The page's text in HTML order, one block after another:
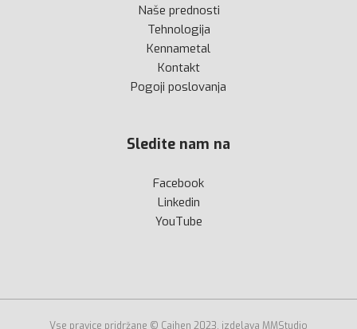
Naše prednosti
Tehnologija
Kennametal
Kontakt
Pogoji poslovanja
Sledite nam na
Facebook
Linkedin
YouTube
Vse pravice pridržane © Cajhen 2023, izdelava MMStudio